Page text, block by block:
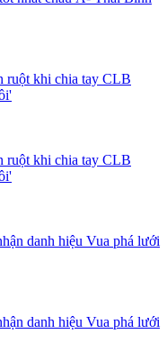
ruột khi chia tay CLB
ruột khi chia tay CLB
danh hiệu Vua phá lưới
danh hiệu Vua phá lưới